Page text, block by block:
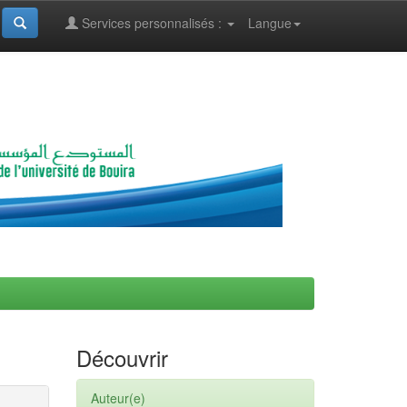
Langue
Services personnalisés :
Découvrir
Auteur(e)